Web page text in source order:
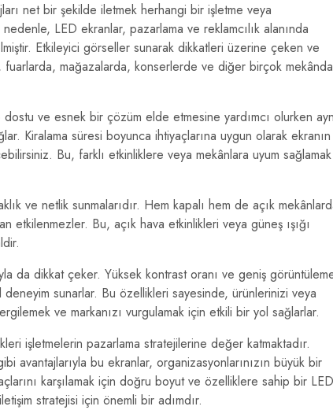
net bir şekilde iletmek herhangi bir işletme veya
LED ekranlar, pazarlama ve reklamcılık alanında
Etkileyici görseller sunarak dikkatleri üzerine çeken ve
mağazalarda, konserlerde ve diğer birçok mekânda
ve esnek bir çözüm elde etmesine yardımcı olurken
Kiralama süresi boyunca ihtiyaçlarına uygun olarak ekranın
Bu, farklı etkinliklere veya mekânlara uyum sağlamak
ve netlik sunmalarıdır. Hem kapalı hem de açık
etkilenmezler. Bu, açık hava etkinlikleri veya güneş ışığı
da dikkat çeker. Yüksek kontrast oranı ve geniş
sunarlar. Bu özellikleri sayesinde, ürünlerinizi veya
ve markanızı vurgulamak için etkili bir yol sağlarlar.
işletmelerin pazarlama stratejilerine değer katmaktadır.
avantajlarıyla bu ekranlar, organizasyonlarınızın büyük bir
karşılamak için doğru boyut ve özelliklere sahip bir LED
stratejisi için önemli bir adımdır.